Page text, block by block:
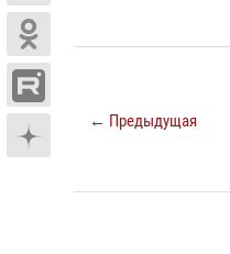
← Предыдущая